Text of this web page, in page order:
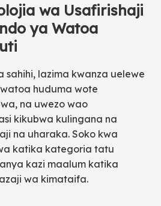
wa Usafirishaji
ya Watoa
sahihi, lazima kwanza uelewe
huduma wote
na uwezo wao
kikubwa kulingana na
na uharaka. Soko kwa
katika kategoria tatu
kazi maalum katika
wa kimataifa.